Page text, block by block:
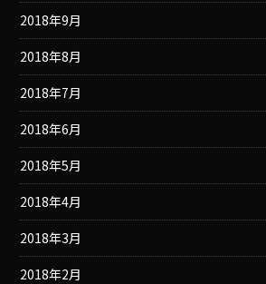
2018年9月
2018年8月
2018年7月
2018年6月
2018年5月
2018年4月
2018年3月
2018年2月